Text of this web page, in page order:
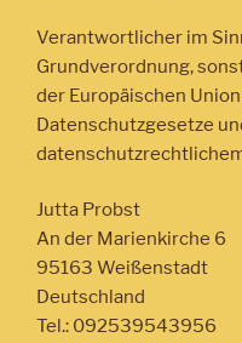
Verantwortlicher im
Grundverordnung,
der Europäischen
Datenschutzgesetze
Jutta Probst
An der Marienkirche 6
95163 Weißenstadt
Deutschland
Tel.: 092539543956